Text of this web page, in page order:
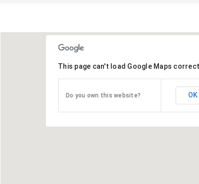
This page can't load Google Maps
Do you own this website? OK